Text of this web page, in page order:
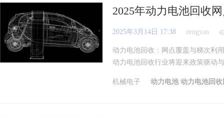
2025年动力电池回收
2025年3月14日 17:38 zengyan
动力电池回收：网点覆盖与梯次利
动力电池回收行业将迎来政策驱动
机械电子 动力电池 动力电池回